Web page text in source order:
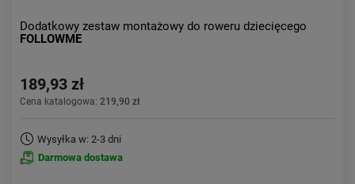
Dodatkowy zestaw montażowy do roweru dziecięcego
FOLLOWME
189,93 zł
Cena katalogowa: 219,90 zł
Wysyłka w: 2-3 dni
Darmowa dostawa